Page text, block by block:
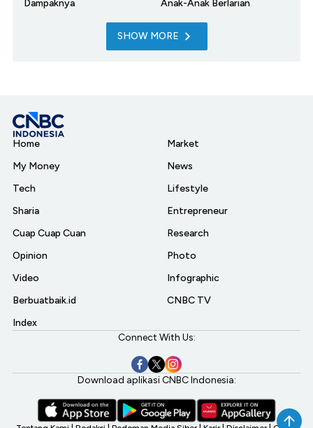
Dampaknya
Anak-Anak Berlarian
SHOW MORE
Home
My Money
Tech
Sharia
Cuap Cuap Cuan
Opinion
Video
Berbuatbaik.id
Index
Market
News
Lifestyle
Entrepreneur
Research
Photo
Infographic
CNBC TV
Connect With Us:
Download aplikasi CNBC Indonesia: